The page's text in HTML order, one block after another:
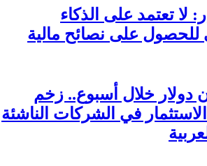
لا تعتمد على الذكاء
للحصول على نصائح مالية
دولار خلال أسبوع.. زخم
في الشركات الناشئة